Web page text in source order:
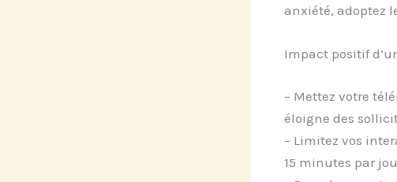
anxiété, adoptez
Impact positif
– Mettez votre
éloigne des
– Limitez vos
15 minutes par